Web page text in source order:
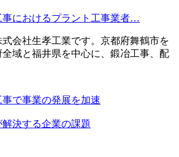
事におけるプラント工事業者…
会社生孝工業です。京都府舞鶴市を
域と福井県を中心に、鍛冶工事、配
で事業の発展を加速
決する企業の課題